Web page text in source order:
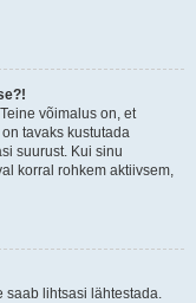
võimalus on, et
tavaks kustutada
suurust. Kui sinu
korral rohkem aktiivsem,
saab lihtsasi lähtestada.